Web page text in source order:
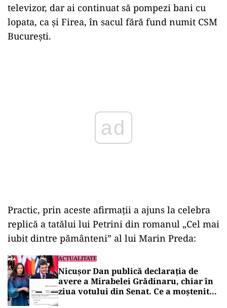
televizor, dar ai continuat să pompezi bani cu
lopata, ca și Firea, în sacul fără fund numit CSM
București.
Practic, prin aceste afirmații a ajuns la celebra
replică a tatălui lui Petrini din romanul „Cel mai
iubit dintre pământeni” al lui Marin Preda:
ACTUALITATE
Nicușor Dan publică declarația de
avere a Mirabelei Grădinaru, chiar în
ziua votului din Senat. Ce a moștenit